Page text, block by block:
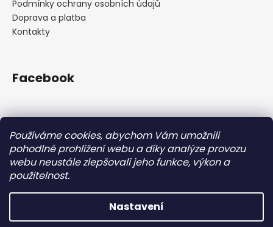
Používáme cookies, abychom Vám umožnili
pohodlné prohlížení webu a díky analýze provozu
webu neustále zlepšovali jeho funkce, výkon a
použitelnost.
Nastavení
Podmínky ochrany osobních údajů
Doprava a platba
Kontakty
Facebook
Nákupní košík